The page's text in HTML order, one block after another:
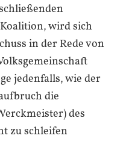
wird sich
in der Rede von
jedenfalls, wie der
die
des
zu schleifen